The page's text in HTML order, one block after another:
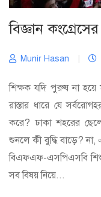
বিজ্ঞান
Munir Hasan
শিক্ষক যদি পুরুষ না হয়ে
রাস্তার ধারে যে
করে? ঢাকা শহরের
শুনলে কী বুদ্ধি বাড়ে?
বিএফএফ-এসপিএসবি শিশু
সব বিষয় নিয়ে...